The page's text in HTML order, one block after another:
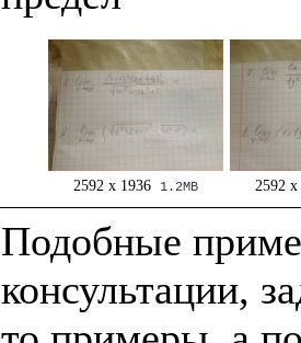
2592 x 1936 1.2MB 2592 x
Подобные
консультации,